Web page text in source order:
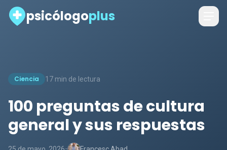
psicólogoplus
Ciencia 17 min de lectura
100 preguntas de cultura
general y sus respuestas